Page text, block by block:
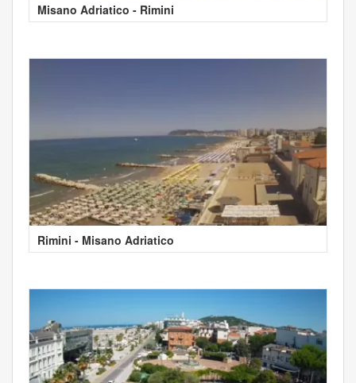
Misano Adriatico - Rimini
Rimini - Misano Adriatico